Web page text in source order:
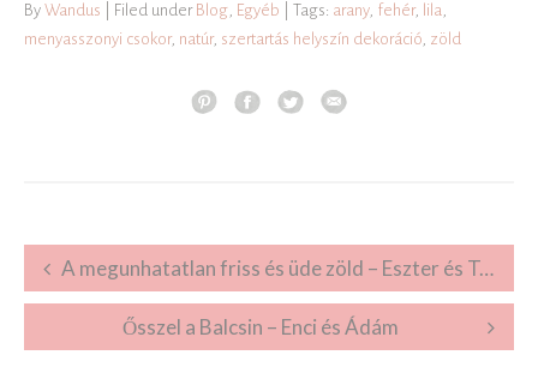
By Wandus | Filed under Blog, Egyéb | Tags: arany, fehér, lila,
menyasszonyi csokor, natúr, szertartás helyszín dekoráció, zöld
Post navigation
A megunhatatlan friss és üde zöld – Eszter és Tamás
Ősszel a Balcsin – Enci és Ádám